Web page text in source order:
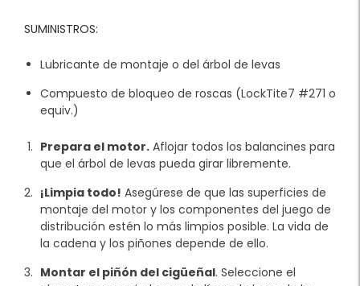
SUMINISTROS:
Lubricante de montaje o del árbol de levas
Compuesto de bloqueo de roscas (LockTite7 #271 o
equiv.)
Prepara el motor. Aflojar todos los balancines para
que el árbol de levas pueda girar libremente.
¡Limpia todo! Asegúrese de que las superficies de
montaje del motor y los componentes del juego de
distribución estén lo más limpios posible. La vida de
la cadena y los piñones depende de ello.
Montar el piñón del cigüeñal. Seleccione el